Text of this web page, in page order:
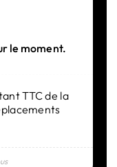
le moment.
TTC de la